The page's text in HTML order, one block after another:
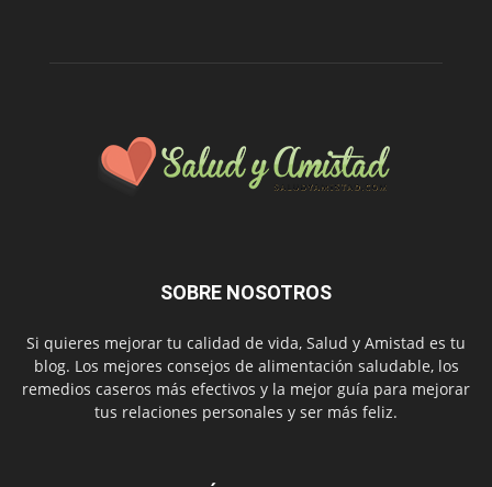
SOBRE NOSOTROS
Si quieres mejorar tu calidad de vida, Salud y Amistad es tu
blog. Los mejores consejos de alimentación saludable, los
remedios caseros más efectivos y la mejor guía para mejorar
tus relaciones personales y ser más feliz.